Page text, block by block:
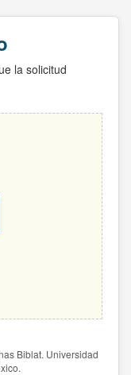
la solicitud
Biblat. Universidad